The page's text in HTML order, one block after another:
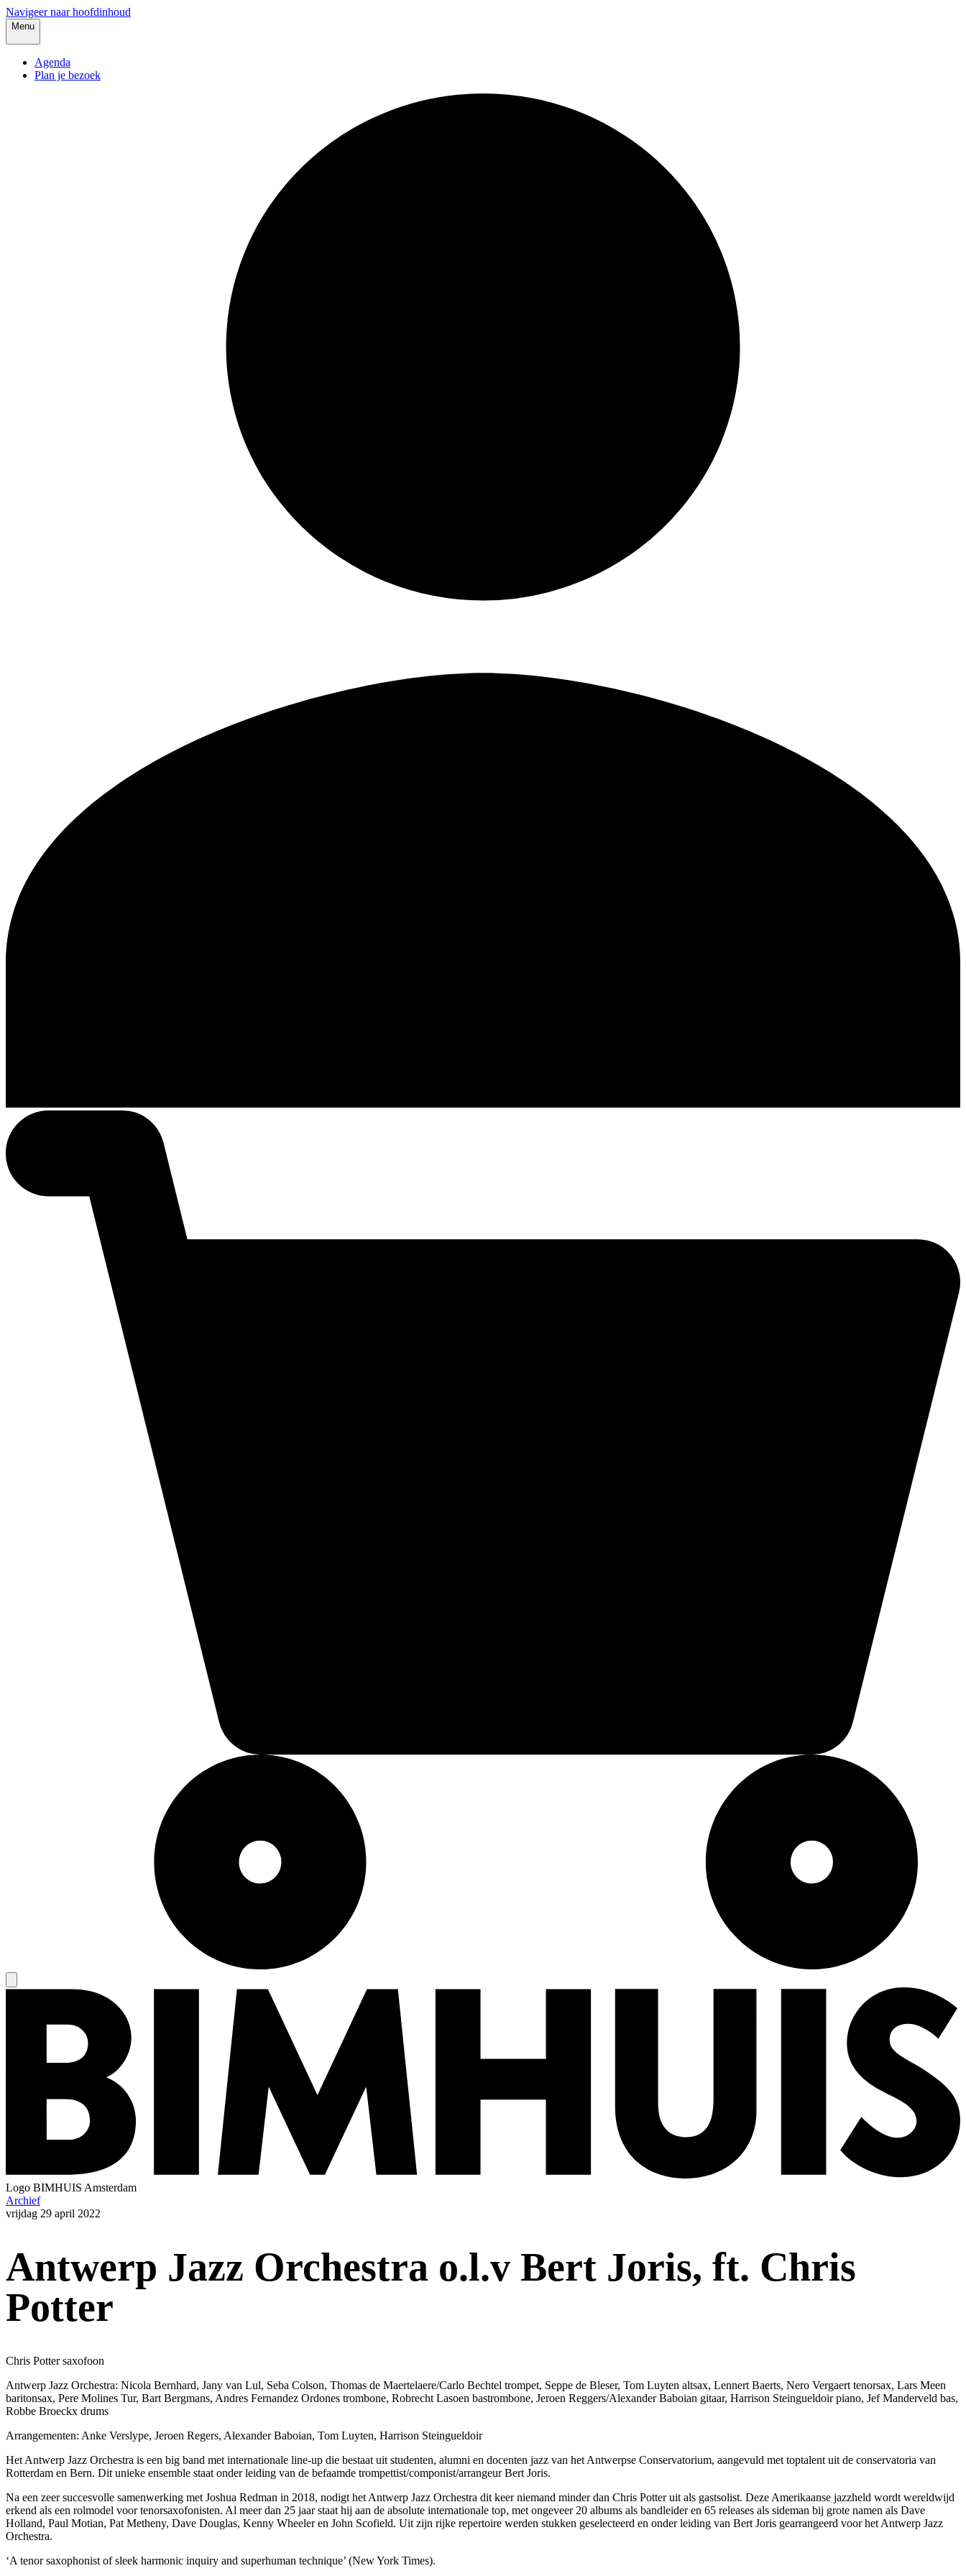
Navigeer naar hoofdinhoud
Menu
Agenda
Plan je bezoek
Logo BIMHUIS Amsterdam
Archief
vrijdag 29 april 2022
Antwerp Jazz Orchestra o.l.v Bert Joris, ft. Chris
Potter
Chris Potter saxofoon
Antwerp Jazz Orchestra: Nicola Bernhard, Jany van Lul, Seba Colson, Thomas de Maertelaere/Carlo Bechtel trompet, Seppe de Bleser, Tom Luyten altsax, Lennert Baerts, Nero Vergaert tenorsax, Lars Meen
baritonsax, Pere Molines Tur, Bart Bergmans, Andres Fernandez Ordones trombone, Robrecht Lasoen bastrombone, Jeroen Reggers/Alexander Baboian gitaar, Harrison Steingueldoir piano, Jef Manderveld bas,
Robbe Broeckx drums
Arrangementen: Anke Verslype, Jeroen Regers, Alexander Baboian, Tom Luyten, Harrison Steingueldoir
Het Antwerp Jazz Orchestra is een big band met internationale line-up die bestaat uit studenten, alumni en docenten jazz van het Antwerpse Conservatorium, aangevuld met toptalent uit de conservatoria van
Rotterdam en Bern. Dit unieke ensemble staat onder leiding van de befaamde trompettist/componist/arrangeur Bert Joris.
Na een zeer succesvolle samenwerking met Joshua Redman in 2018, nodigt het Antwerp Jazz Orchestra dit keer niemand minder dan Chris Potter uit als gastsolist. Deze Amerikaanse jazzheld wordt wereldwijd
erkend als een rolmodel voor tenorsaxofonisten. Al meer dan 25 jaar staat hij aan de absolute internationale top, met ongeveer 20 albums als bandleider en 65 releases als sideman bij grote namen als Dave
Holland, Paul Motian, Pat Metheny, Dave Douglas, Kenny Wheeler en John Scofield. Uit zijn rijke repertoire werden stukken geselecteerd en onder leiding van Bert Joris gearrangeerd voor het Antwerp Jazz
Orchestra.
‘A tenor saxophonist of sleek harmonic inquiry and superhuman technique’ (New York Times).